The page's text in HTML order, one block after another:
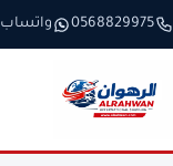
تخطَّ إلى المحتوى
0568829975 واتساب